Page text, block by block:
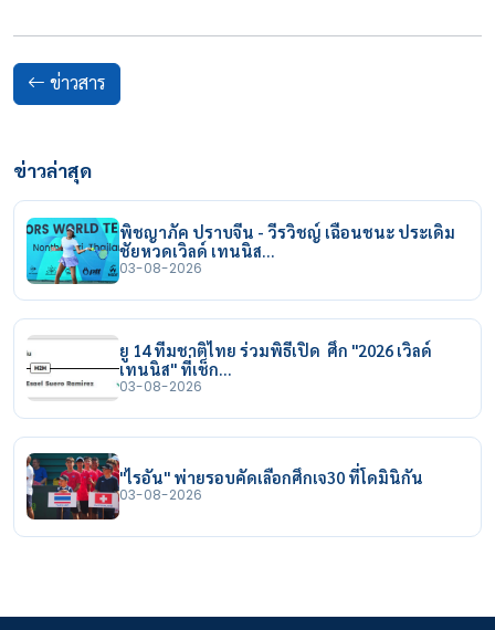
ข่าวสาร
ข่าวล่าสุด
พิชญาภัค ปราบจีน - วีรวิชญ์ เฉือนชนะ ประเดิม
ชัยหวดเวิลด์ เทนนิส…
03-08-2026
ยู 14 ทีมชาติไทย ร่วมพิธีเปิด ศึก "2026 เวิลด์
เทนนิส" ที่เช็ก…
03-08-2026
"ไรอัน" พ่ายรอบคัดเลือกศึกเจ30 ที่โดมินิกัน
03-08-2026